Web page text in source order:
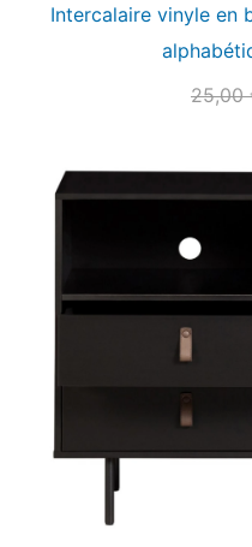
Intercalaire vinyle en
25,00